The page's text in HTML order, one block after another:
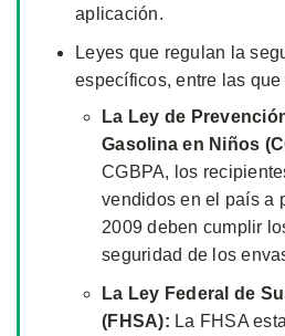
aplicación.
Leyes que regulan la
específicos, entre las
La Ley de
Gasolina en Niños
CGBPA, los
vendidos en el país a
2009 deben cumplir
seguridad de los
La Ley Federal de
(FHSA): La FHSA